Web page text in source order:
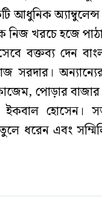
আধুনিক অ্যাম্বুলেন্স
খরচে হজে
বক্তব্য দেন
পোড়ার
হোসেন।
ধরেন এবং